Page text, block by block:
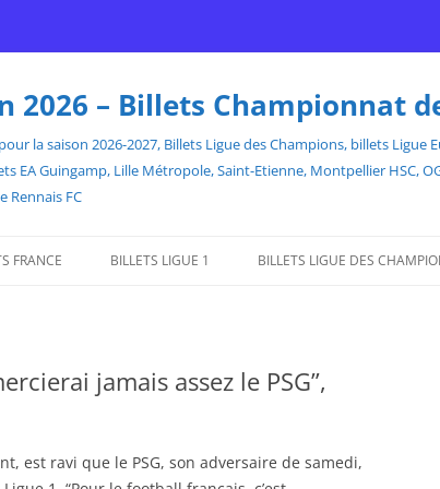
2026 – Billets Championnat
la saison 2026-2027, Billets Ligue des Champions, billets Ligue
EA Guingamp, Lille Métropole, Saint-Etienne, Montpellier HSC,
Rennais FC
FRANCE BILLETS LIGUE 1 BILLETS LIGUE DES
jamais assez le PSG”,
est ravi que le PSG, son adversaire de samedi,